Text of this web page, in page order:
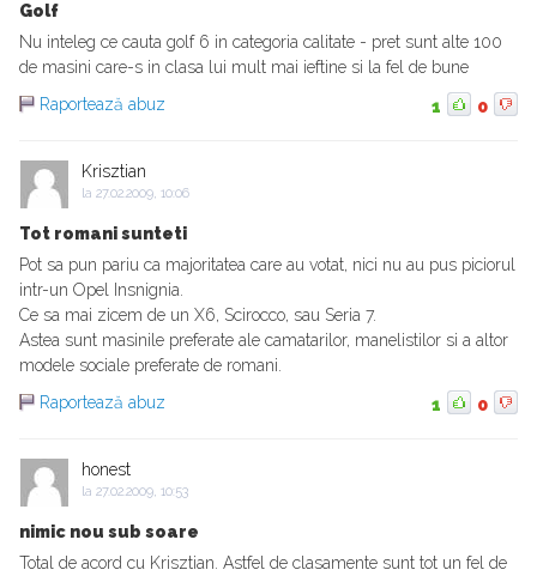
Golf
Nu inteleg ce cauta golf 6 in categoria calitate - pret sunt alte 100
de masini care-s in clasa lui mult mai ieftine si la fel de bune
Raportează abuz
1 0
Krisztian
la 27.02.2009, 10:06
Tot romani sunteti
Pot sa pun pariu ca majoritatea care au votat, nici nu au pus piciorul
intr-un Opel Insnignia.
Ce sa mai zicem de un X6, Scirocco, sau Seria 7.
Astea sunt masinile preferate ale camatarilor, manelistilor si a altor
modele sociale preferate de romani.
Raportează abuz
1 0
honest
la 27.02.2009, 10:53
nimic nou sub soare
Total de acord cu Krisztian. Astfel de clasamente sunt tot un fel de